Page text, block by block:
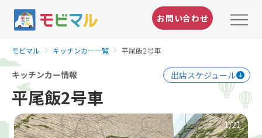
お問い合わせ
モビマル キッチンカー一覧 平尾飯2号車
キッチンカー情報 出店スケジュール
平尾飯2号車
1/21